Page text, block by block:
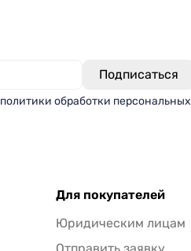
политики обработки персональных
Для покупателей
Юридическим лицам
Отправить заявку